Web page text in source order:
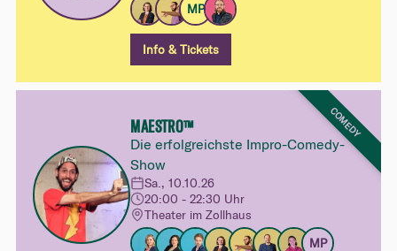
MP
Info & Tickets
COMEDY
MAESTRO™
Die erfolgreichste Impro-Comedy-
Show
Sa., 10.10.26
20:00 - 22:30 Uhr
Theater im Zollhaus
MP